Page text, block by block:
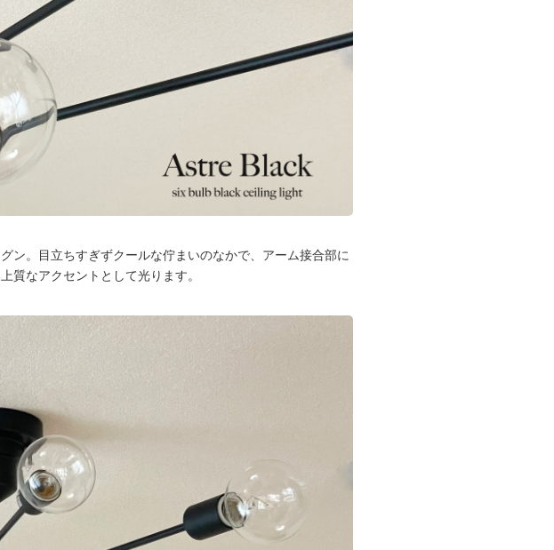
ン。目立ちすぎずクールな佇まいのなかで、アーム接合部に
質なアクセントとして光ります。